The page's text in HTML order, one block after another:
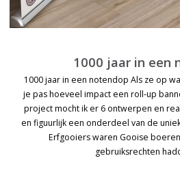
1000 jaar in een
1000 jaar in een notendop Als ze op
je pas hoeveel impact een roll-up
project mocht ik er 6 ontwerpen en
en figuurlijk een onderdeel van de
Erfgooiers waren Gooise
gebruiksrechten